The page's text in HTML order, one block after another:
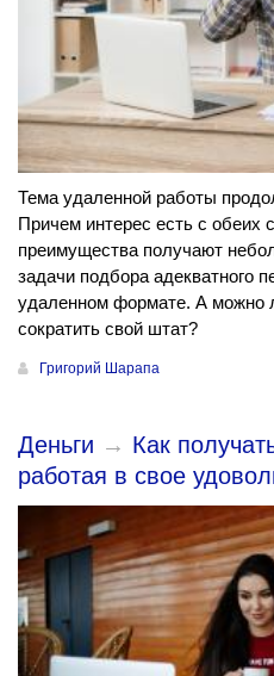
Тема удаленной работы
Причем интерес есть с обеих
преимущества получают
задачи подбора адекватного
удаленном формате. А можно
сократить свой штат?
Григорий Шарапа
Деньги → Как
работая в свое